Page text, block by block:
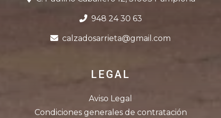
948 24 30 63
calzadosarrieta@gmail.com
LEGAL
Aviso Legal
Condiciones generales de contratación